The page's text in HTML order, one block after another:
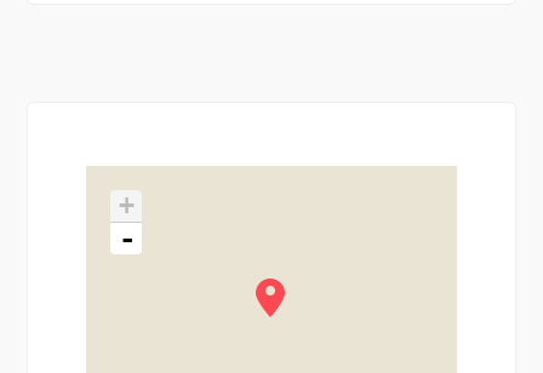
+
-